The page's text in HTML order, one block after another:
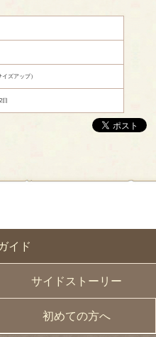
イド
サイドストーリー
初めての方へ
ズアップ）
日